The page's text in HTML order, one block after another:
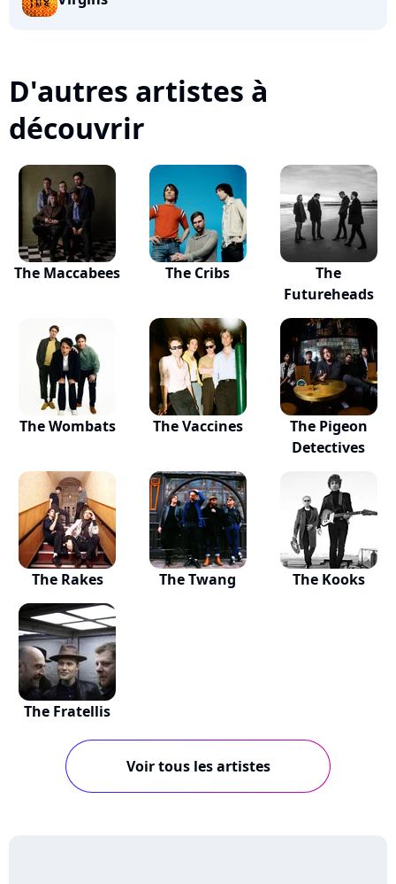
D'autres artistes à
découvrir
The Maccabees The Cribs
The
Futureheads
The Wombats The Vaccines
The Pigeon
Detectives
The Rakes The Twang The Kooks
The Fratellis
Voir tous les artistes